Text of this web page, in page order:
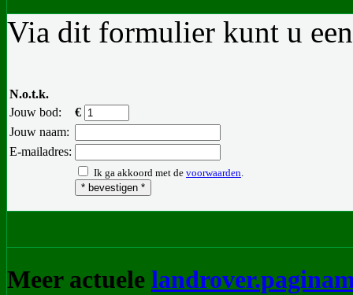
Via dit formulier kunt u
N.o.t.k.
Jouw bod:
€
Jouw naam:
E-mailadres:
Ik ga akkoord met de voorwaarden.
Meer actuele